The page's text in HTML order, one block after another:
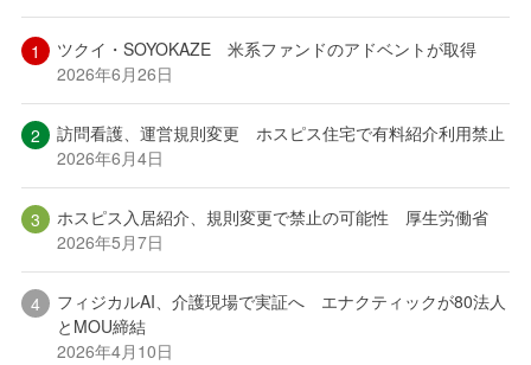
ツクイ・SOYOKAZE 米系ファンドのアドベントが取得
2026年6月26日
訪問看護、運営規則変更 ホスピス住宅で有料紹介利用禁止
2026年6月4日
ホスピス入居紹介、規則変更で禁止の可能性 厚生労働省
2026年5月7日
フィジカルAI、介護現場で実証へ エナクティックが80法人
とMOU締結
2026年4月10日